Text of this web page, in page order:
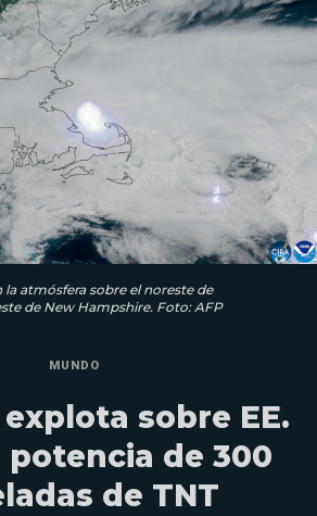
atmósfera sobre el noreste de
de New Hampshire. Foto: AFP
MUNDO
sobre EE.
potencia de 300
de TNT